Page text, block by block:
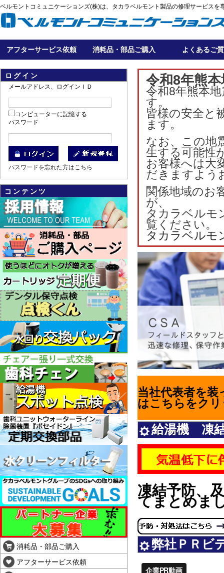
ベルモントコミュニケーションズ(株)は、タカラベルモント製品の修理サービスを
アフターサービス依頼 消耗品・部品ご購入 よくあるご
ログイン
メールアドレス、ログインＩＤ
コンピューターに記憶する
パスワード
パスワードを忘れた方はこちら
コンテンツ
消耗品・部品ご購入
アフターサービス依頼
令和8年熊
令和8年熊本
す。
皆様の安全と
ます。
なお、この地
生する可能性
お客様へは大
だきますよう
関係地域のお
が
タカラベルモ
覧ください。
タカラベルモ
当社代表者を
はこちらをク
給湯機 凍
凍結予防、
てまとめま
弊社ＰＲビ